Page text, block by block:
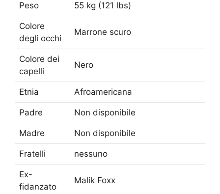
Peso 55 kg (121 lbs)
Colore
degli occhi
Marrone scuro
Colore dei
capelli
Nero
Etnia Afroamericana
Padre Non disponibile
Madre Non disponibile
Fratelli nessuno
Ex-
fidanzato
Malik Foxx